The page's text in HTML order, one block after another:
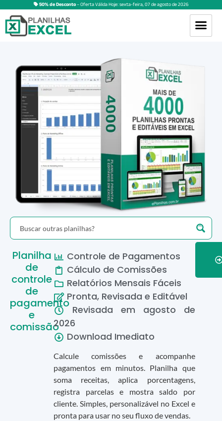
50% de Desconto– Oferta Válida Hoje:sexta-feira,07deagostode2026
Planilha
de
controle
de
pagamento
e
comissão
Controle de Pagamentos
Cálculo de Comissões
Relatórios Mensais Fáceis
Pronta, Revisada e Editável
Revisada em agosto de
2026
Download Imediato
Calcule comissões e acompanhe
pagamentos em minutos. Planilha que
soma receitas, aplica porcentagens,
registra parcelas e mostra saldo por
cliente. Simples, personalizável no Excel e
pronta para usar no seu fluxo de vendas.